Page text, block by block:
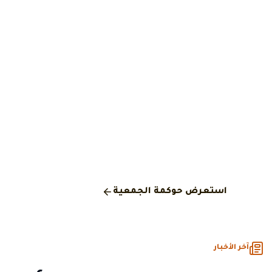
استعرض حوكمة الجمعية
آخر الأخبار